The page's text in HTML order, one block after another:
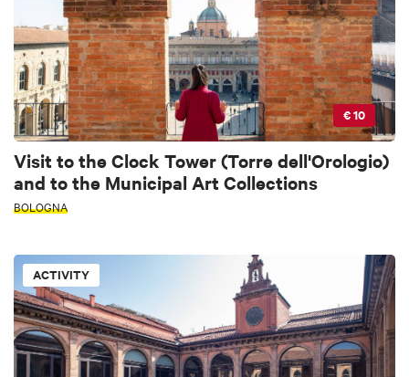
€ 10
Visit to the Clock Tower (Torre dell'Orologio)
and to the Municipal Art Collections
BOLOGNA
ACTIVITY